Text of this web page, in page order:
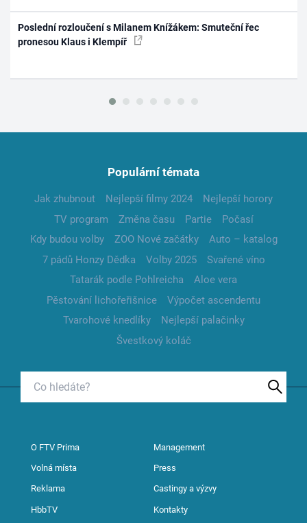
Poslední rozloučení s Milanem Knížákem: Smuteční řec
pronesou Klaus i Klempíř
Populární témata
Jak zhubnout Nejlepší filmy 2024
Nejlepší horory
TV program
Změna času Partie
Počasí
Kdy budou volby
ZOO Nové začátky
Auto – katalog
7 pádů Honzy Dědka
Volby 2025
Svařené víno
Tatarák podle Pohlreicha
Aloe vera
Pěstování lichořeřišnice
Výpočet ascendentu
Tvarohové knedlíky
Nejlepší palačinky
Švestkový koláč
O FTV Prima Management
Volná místa Press
Reklama Castingy a výzvy
HbbTV Kontakty